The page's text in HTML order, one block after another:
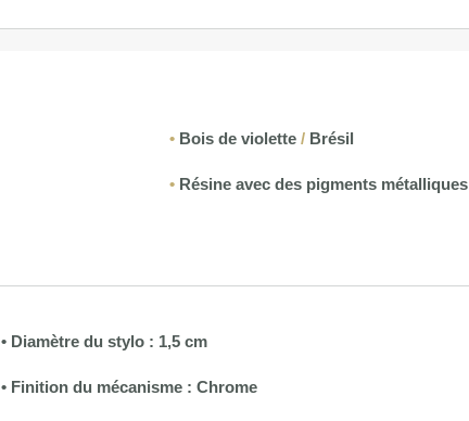
• Bois de violette / Brésil
• Résine avec des pigments métalliques
• Diamètre du stylo : 1,5 cm
• Finition du mécanisme : Chrome